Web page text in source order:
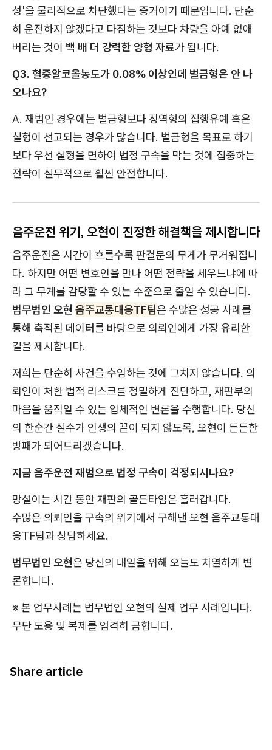
성'을 물리적으로 차단했다는 증거이기 때문입니다. 단순
히 운전하지 않겠다고 다짐하는 것보다 차량을 아예 없애
버리는 것이 백 배 더 강력한 양형 자료가 됩니다.
Q3. 혈중알코올농도가 0.08% 이상인데 벌금형은 안 나
오나요?
A. 재범인 경우에는 벌금형보다 징역형의 집행유예 혹은
실형이 선고되는 경우가 많습니다. 벌금형을 목표로 하기
보다 우선 실형을 면하여 법정 구속을 막는 것에 집중하는
전략이 실무적으로 훨씬 안전합니다.
음주운전 위기, 오현이 진정한 해결책을 제시합니다
음주운전은 시간이 흐를수록 판결문의 무게가 무거워집니
다. 하지만 어떤 변호인을 만나 어떤 전략을 세우느냐에 따
라 그 무게를 감당할 수 있는 수준으로 줄일 수 있습니다.
법무법인 오현 음주교통대응TF팀은 수많은 성공 사례를
통해 축적된 데이터를 바탕으로 의뢰인에게 가장 유리한
길을 제시합니다.
저희는 단순히 사건을 수임하는 것에 그치지 않습니다. 의
뢰인이 처한 법적 리스크를 정밀하게 진단하고, 재판부의
마음을 움직일 수 있는 입체적인 변론을 수행합니다. 당신
의 한순간 실수가 인생의 끝이 되지 않도록, 오현이 든든한
방패가 되어드리겠습니다.
지금 음주운전 재범으로 법정 구속이 걱정되시나요?
망설이는 시간 동안 재판의 골든타임은 흘러갑니다.
수많은 의뢰인을 구속의 위기에서 구해낸 오현 음주교통대
응TF팀과 상담하세요.
법무법인 오현은 당신의 내일을 위해 오늘도 치열하게 변
론합니다.
※ 본 업무사례는 법무법인 오현의 실제 업무 사례입니다.
무단 도용 및 복제를 엄격히 금합니다.
Share article